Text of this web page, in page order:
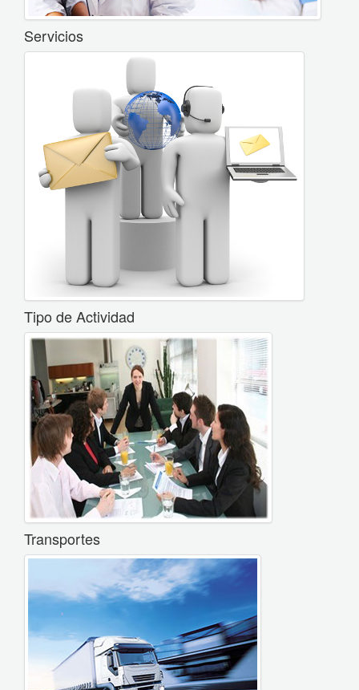
Servicios
Tipo de Actividad
Transportes